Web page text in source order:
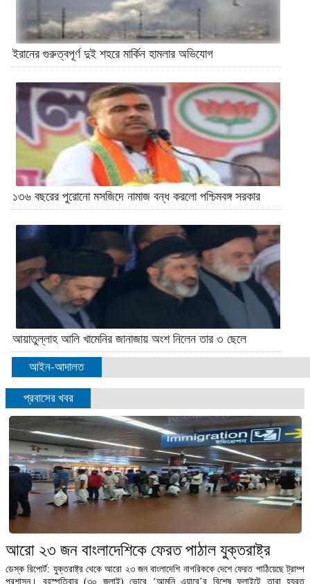
ইরানের গুরুত্বপূর্ণ দুই শহরে মার্কিন হামলার অভিযোগ
১৩৬ বছরের পুরোনো মসজিদে নামাজ বন্ধ করলো পশ্চিমবঙ্গ সরকার
আয়াতুল্লাহ আলি খামেনির জানাজায় অংশ নিলেন তার ৩ ছেলে
আইন-আদালত
প্রবাসের খবর
আরো ২৩ জন বাংলাদেশিকে ফেরত পাঠাল যুক্তরাষ্ট্র
ডেস্ক রিপোর্ট: যুক্তরাষ্ট্র থেকে আরো ২৩ জন বাংলাদেশি নাগরিককে দেশে ফেরত পাঠিয়েছে ট্রাম্প
প্রশাসন। বৃহস্পতিবার (৩০ জুলাই) ভোরে ‘আমনি এয়ারে’র বিশেষ ফ্লাইটে তারা হযরত